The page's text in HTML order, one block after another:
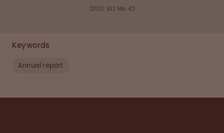
(2022: 522 Mio. €)
Keywords
Annual report